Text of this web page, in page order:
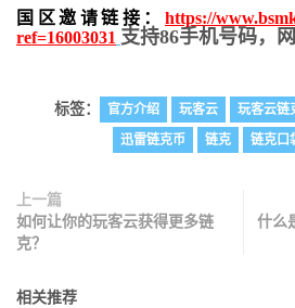
国区邀请链接： https://
ref=16003031 支持86手机号码，
标签： 官方介绍 玩客云 玩客云链
迅雷链克币
链克 链克口
上一篇
如何让你的玩客云获得更多链
克？
什么
相关推荐